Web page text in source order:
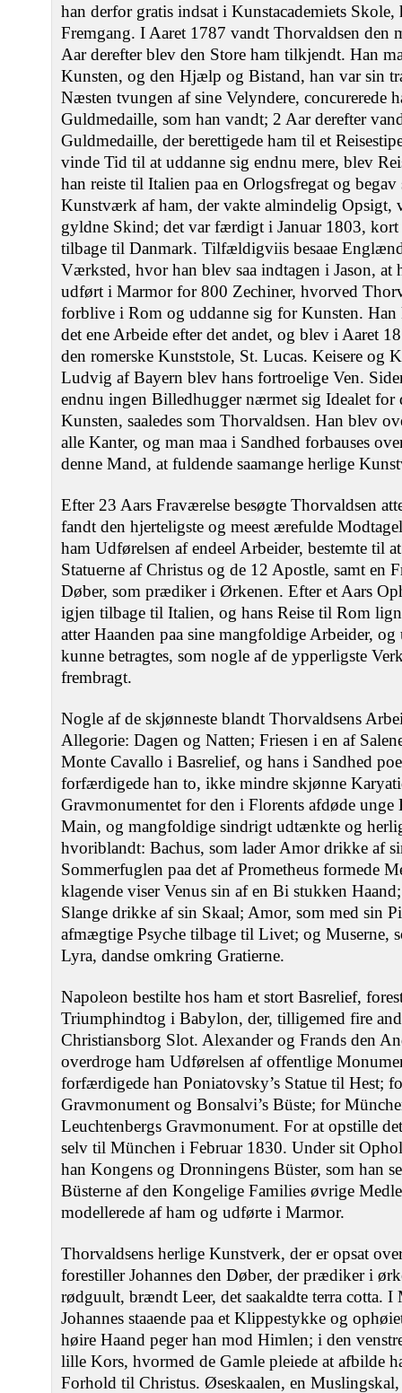
han derfor gratis indsat i Kunstacademiets
Fremgang. I Aaret 1787 vandt Thorvaldsen den
Aar derefter blev den Store ham tilkjendt. Han
Kunsten, og den Hjælp og Bistand, han var sin
Næsten tvungen af sine Velyndere, concurerede
Guldmedaille, som han vandt; 2 Aar derefter
Guldmedaille, der berettigede ham til et
vinde Tid til at uddanne sig endnu mere, blev
han reiste til Italien paa en Orlogsfregat og
Kunstværk af ham, der vakte almindelig Opsigt,
gyldne Skind; det var færdigt i Januar 1803, kort
tilbage til Danmark. Tilfældigviis besaae
Værksted, hvor han blev saa indtagen i Jason,
udført i Marmor for 800 Zechiner, hvorved
forblive i Rom og uddanne sig for Kunsten.
det ene Arbeide efter det andet, og blev i Aaret
den romerske Kunststole, St. Lucas. Keisere og
Ludvig af Bayern blev hans fortroelige Ven.
endnu ingen Billedhugger nærmet sig Idealet
Kunsten, saaledes som Thorvaldsen. Han blev
alle Kanter, og man maa i Sandhed forbauses
denne Mand, at fuldende saamange herlige
Efter 23 Aars Fraværelse besøgte Thorvaldsen
fandt den hjerteligste og meest ærefulde
ham Udførelsen af endeel Arbeider, bestemte til
Statuerne af Christus og de 12 Apostle, samt en
Døber, som prædiker i Ørkenen. Efter et Aars
igjen tilbage til Italien, og hans Reise til Rom
atter Haanden paa sine mangfoldige Arbeider, og
kunne betragtes, som nogle af de ypperligste
frembragt.
Nogle af de skjønneste blandt Thorvaldsens
Allegorie: Dagen og Natten; Friesen i en af
Monte Cavallo i Basrelief, og hans i Sandhed
forfærdigede han to, ikke mindre skjønne
Gravmonumentet for den i Florents afdøde
Main, og mangfoldige sindrigt udtænkte og
hvoriblandt: Bachus, som lader Amor drikke af
Sommerfuglen paa det af Prometheus formede
klagende viser Venus sin af en Bi stukken
Slange drikke af sin Skaal; Amor, som med sin
afmægtige Psyche tilbage til Livet; og Muserne,
Lyra, dandse omkring Gratierne.
Napoleon bestilte hos ham et stort Basrelief,
Triumphindtog i Babylon, der, tilligemed fire
Christiansborg Slot. Alexander og Frands den
overdroge ham Udførelsen af offentlige
forfærdigede han Poniatovsky’s Statue til Hest;
Gravmonument og Bonsalvi’s Büste; for
Leuchtenbergs Gravmonument. For at opstille
selv til München i Februar 1830. Under sit
han Kongens og Dronningens Büster, som han
Büsterne af den Kongelige Families øvrige
modellerede af ham og udførte i Marmor.
Thorvaldsens herlige Kunstverk, der er opsat
forestiller Johannes den Døber, der prædiker i
rødguult, brændt Leer, det saakaldte terra cotta. I
Johannes staaende paa et Klippestykke og
høire Haand peger han mod Himlen; i den
lille Kors, hvormed de Gamle pleiede at afbilde
Forhold til Christus. Øseskaalen, en